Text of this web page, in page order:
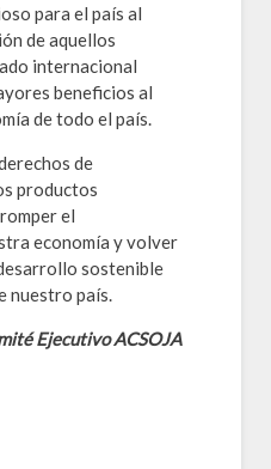
para el país al
de aquellos
internacional
beneficios al
de todo el país.
de
productos
el
economía y volver
sostenible
país.
Ejecutivo ACSOJA